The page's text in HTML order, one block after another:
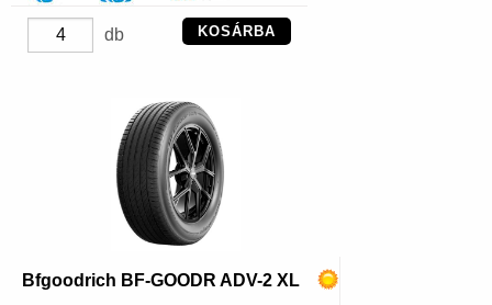
db KOSÁRBA
Bfgoodrich BF-GOODR ADV-2 XL